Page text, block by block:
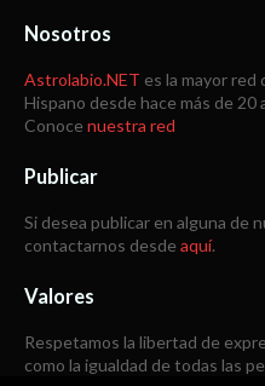
Nosotros
Astrolabio.NET es la mayor
Hispano desde hace más de 20
Conoce nuestra red
Publicar
Si desea publicar en alguna de
contactarnos desde aquí.
Valores
Respetamos la libertad de
como la igualdad de todas las